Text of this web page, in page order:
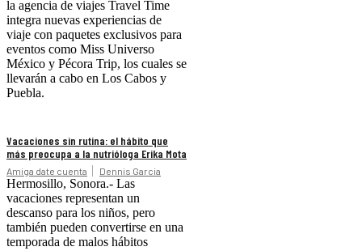
la agencia de viajes Travel Time
integra nuevas experiencias de
viaje con paquetes exclusivos para
eventos como Miss Universo
México y Pécora Trip, los cuales se
llevarán a cabo en Los Cabos y
Puebla.
Vacaciones sin rutina: el hábito que
más preocupa a la nutrióloga Erika Mota
Amiga date cuenta Dennis Garcia
Hermosillo, Sonora.- Las
vacaciones representan un
descanso para los niños, pero
también pueden convertirse en una
temporada de malos hábitos